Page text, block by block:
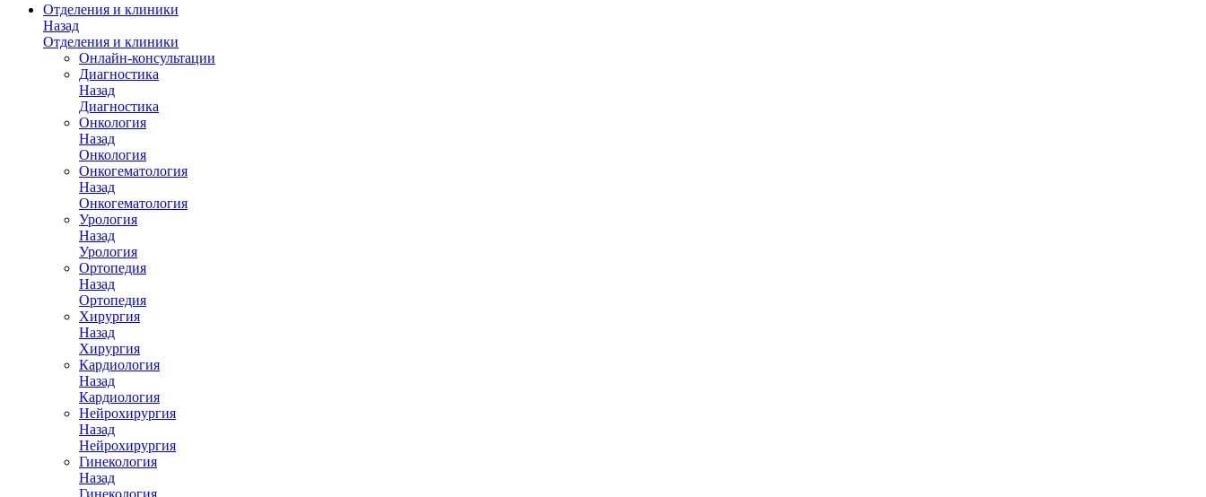
Отделения и клиники
Назад
Отделения и клиники
Онлайн-консультации
Диагностика
Назад
Диагностика
Онкология
Назад
Онкология
Онкогематология
Назад
Онкогематология
Урология
Назад
Урология
Ортопедия
Назад
Ортопедия
Хирургия
Назад
Хирургия
Кардиология
Назад
Кардиология
Нейрохирургия
Назад
Нейрохирургия
Гинекология
Назад
Гинекология